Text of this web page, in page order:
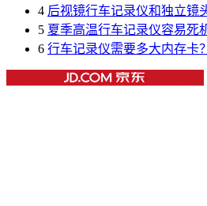
4 后视镜行车记录仪和独立镜
5 夏季高温行车记录仪容易死
6 行车记录仪需要多大内存卡